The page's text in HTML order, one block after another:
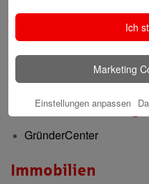
Filialen und
Internet-Filiale und
Video-Beratung in der
Gründerberatung
GründerCenter
Immobilien
Ich
Marketing
Einstellungen anpassen